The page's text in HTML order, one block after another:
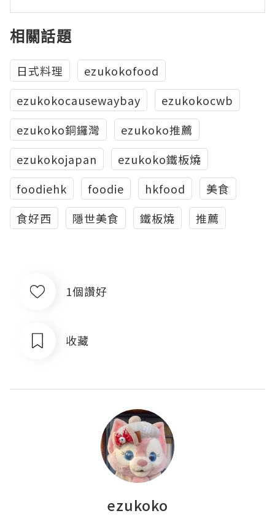
相關話題
日式料理
ezukokofood
ezukokocausewaybay
ezukokocwb
ezukoko銅鑼灣
ezukoko推薦
ezukokojapan
ezukoko鐵板燒
foodiehk
foodie hkfood
美食
食好西
隱世美食 鐵板燒 推薦
1個讚好
收藏
ezukoko